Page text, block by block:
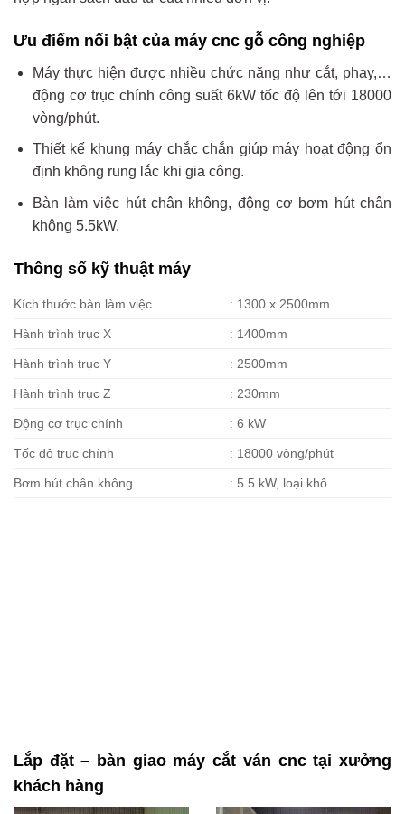
Ưu điểm nổi bật của máy cnc gỗ công nghiệp
Máy thực hiện được nhiều chức năng như cắt, phay,…
động cơ trục chính công suất 6kW tốc độ lên tới 18000
vòng/phút.
Thiết kế khung máy chắc chắn giúp máy hoạt động ổn
định không rung lắc khi gia công.
Bàn làm việc hút chân không, động cơ bơm hút chân
không 5.5kW.
Thông số kỹ thuật máy
Kích thước bàn làm việc : 1300 x 2500mm
Hành trình trục X : 1400mm
Hành trình trục Y : 2500mm
Hành trình trục Z : 230mm
Động cơ trục chính : 6 kW
Tốc độ trục chính : 18000 vòng/phút
Bơm hút chân không : 5.5 kW, loại khô
Lắp đặt – bàn giao máy cắt ván cnc tại xưởng
khách hàng